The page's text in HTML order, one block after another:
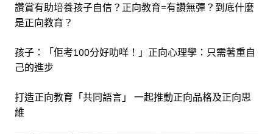
讚賞有助培養孩子自信？正向教育=有讚無彈？到底什麼
是正向教育？
孩子：「佢考100分好叻咩！」正向心理學：只需著重自
己的進步
打造正向教育「共同語言」 一起推動正向品格及正向思
維